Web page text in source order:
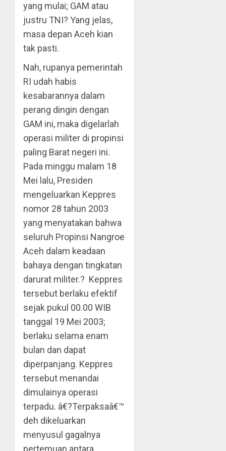
yang mulai; GAM atau
justru TNI? Yang jelas,
masa depan Aceh kian
tak pasti.
Nah, rupanya pemerintah
RI udah habis
kesabarannya dalam
perang dingin dengan
GAM ini, maka digelarlah
operasi militer di propinsi
paling Barat negeri ini.
Pada minggu malam 18
Mei lalu, Presiden
mengeluarkan Keppres
nomor 28 tahun 2003
yang menyatakan bahwa
seluruh Propinsi Nangroe
Aceh dalam keadaan
bahaya dengan tingkatan
darurat militer.? Keppres
tersebut berlaku efektif
sejak pukul 00.00 WIB
tanggal 19 Mei 2003;
berlaku selama enam
bulan dan dapat
diperpanjang. Keppres
tersebut menandai
dimulainya operasi
terpadu. â€?Terpaksaâ€™
deh dikeluarkan
menyusul gagalnya
pertemuan antara